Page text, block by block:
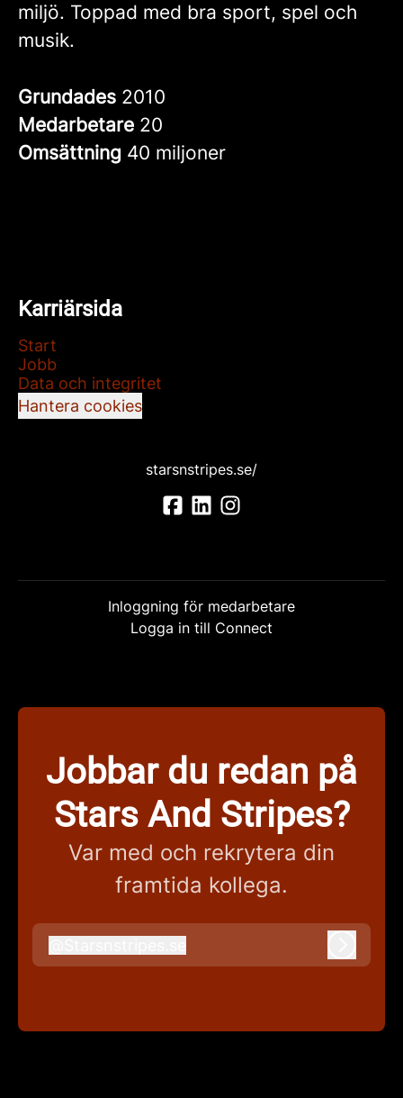
miljö. Toppad med bra sport, spel och
musik.
Grundades 2010
Medarbetare 20
Omsättning 40 miljoner
Karriärsida
Start
Jobb
Data och integritet
Hantera cookies
starsnstripes.se/
Inloggning för medarbetare
Logga in till Connect
Jobbar du redan på
Stars And Stripes?
Var med och rekrytera din
framtida kollega.
Starsnstripes.se